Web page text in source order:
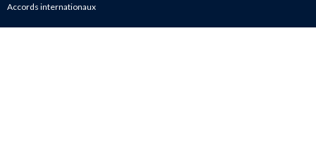
Accords internationaux